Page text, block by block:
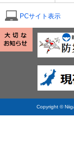
PCサイト表示
Copyright ©